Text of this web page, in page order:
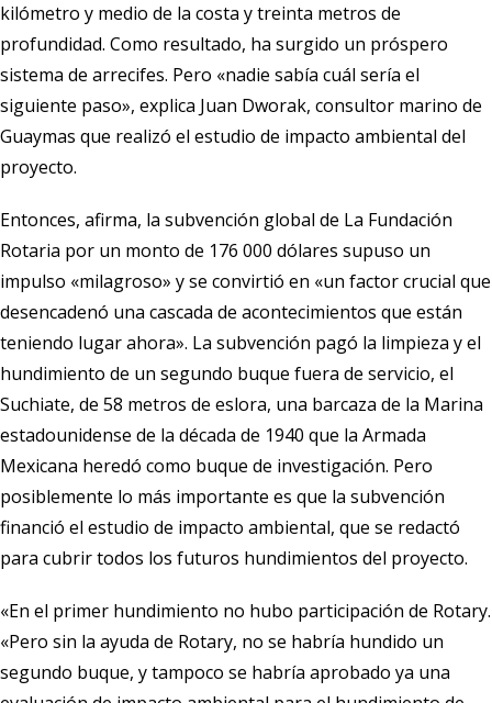
kilómetro y medio de la costa y treinta metros de
profundidad. Como resultado, ha surgido un próspero
sistema de arrecifes. Pero «nadie sabía cuál sería el
siguiente paso», explica Juan Dworak, consultor marino de
Guaymas que realizó el estudio de impacto ambiental del
proyecto.
Entonces, afirma, la subvención global de La Fundación
Rotaria por un monto de 176 000 dólares supuso un
impulso «milagroso» y se convirtió en «un factor crucial que
desencadenó una cascada de acontecimientos que están
teniendo lugar ahora». La subvención pagó la limpieza y el
hundimiento de un segundo buque fuera de servicio, el
Suchiate, de 58 metros de eslora, una barcaza de la Marina
estadounidense de la década de 1940 que la Armada
Mexicana heredó como buque de investigación. Pero
posiblemente lo más importante es que la subvención
financió el estudio de impacto ambiental, que se redactó
para cubrir todos los futuros hundimientos del proyecto.
«En el primer hundimiento no hubo participación de Rotary.
«Pero sin la ayuda de Rotary, no se habría hundido un
segundo buque, y tampoco se habría aprobado ya una